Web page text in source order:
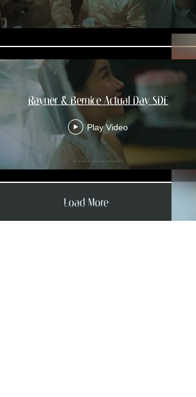
Rayner & Bernice Actual Day SDE
Play Video
Load More